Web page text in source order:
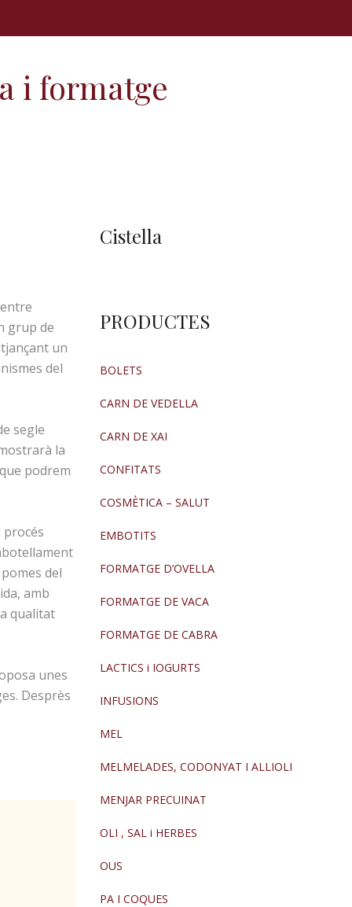
i formatge
grup de
un
del
segle
la
podrem
procés
del
amb
qualitat
unes
Desprès
Cistella
PRODUCTES
BOLETS
CARN DE VEDELLA
CARN DE XAI
CONFITATS
COSMÈTICA – SALUT
EMBOTITS
FORMATGE D’OVELLA
FORMATGE DE VACA
FORMATGE DE CABRA
LACTICS i IOGURTS
INFUSIONS
MEL
MELMELADES, CODONYAT I ALLIOLI
MENJAR PRECUINAT
OLI , SAL i HERBES
OUS
PA I COQUES